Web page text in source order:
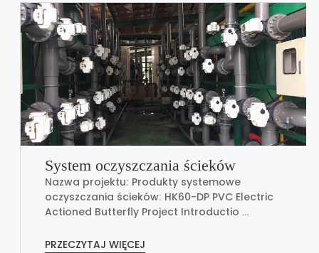
System oczyszczania ścieków
Nazwa projektu: Produkty systemowe
oczyszczania ścieków: HK60-DP PVC Electric
Actioned Butterfly Project Introductio ...
PRZECZYTAJ WIĘCEJ